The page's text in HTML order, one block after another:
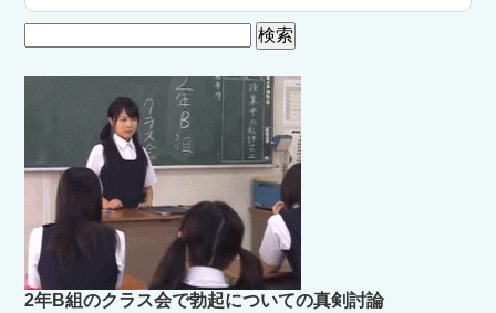
索:
2年B組のクラス会で勃起についての真剣討論